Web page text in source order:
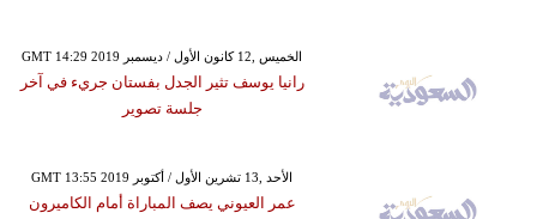
GMT 14:29 2019 الخميس ,12 كانون الأول / ديسمبر
رانيا يوسف تثير الجدل بفستان جريء في آخر
جلسة تصوير
GMT 13:55 2019 الأحد ,13 تشرين الأول / أكتوبر
عمر العيوني يصف المباراة أمام الكاميرون